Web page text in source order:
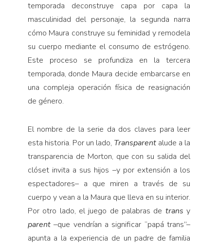
temporada deconstruye capa por capa la
masculinidad del personaje, la segunda narra
cómo Maura construye su feminidad y remodela
su cuerpo mediante el consumo de estrógeno.
Este proceso se profundiza en la tercera
temporada, donde Maura decide embarcarse en
una compleja operación física de reasignación
de género.
El nombre de la serie da dos claves para leer
esta historia. Por un lado, Transparent alude a la
transparencia de Morton, que con su salida del
clóset invita a sus hijos –y por extensión a los
espectadores– a que miren a través de su
cuerpo y vean a la Maura que lleva en su interior.
Por otro lado, el juego de palabras de transy
parent–que vendrían a significar “papá trans”–
apunta a la experiencia de un padre de familia